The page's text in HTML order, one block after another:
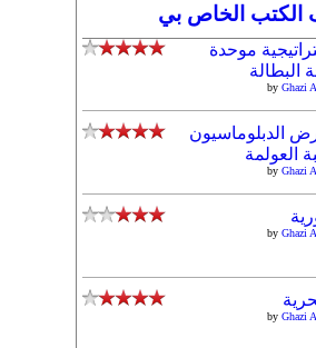
الكتب الخاص بي
موحدة
البطالة
by Ghazi
الدبلوماسيون
العولمة
by Ghazi
by Ghazi
by Ghazi